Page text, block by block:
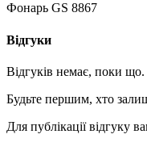
Фонарь GS 8867
Відгуки
Відгуків немає, поки що.
Будьте першим, хто
Для публікації відгуку